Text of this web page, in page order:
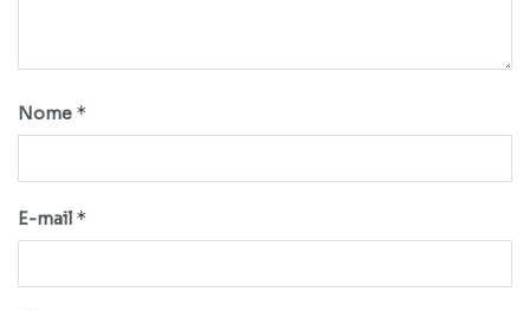
Nome *
E-mail *